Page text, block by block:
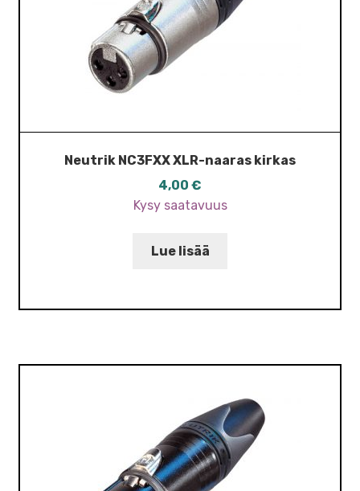
Neutrik NC3FXX XLR-naaras kirkas
4,00 €
Kysy saatavuus
Lue lisää